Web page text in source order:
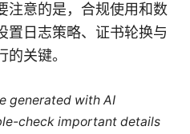
注意的是，合规使用和数
置日志策略、证书轮换与
关键。
generated with AI
check important details